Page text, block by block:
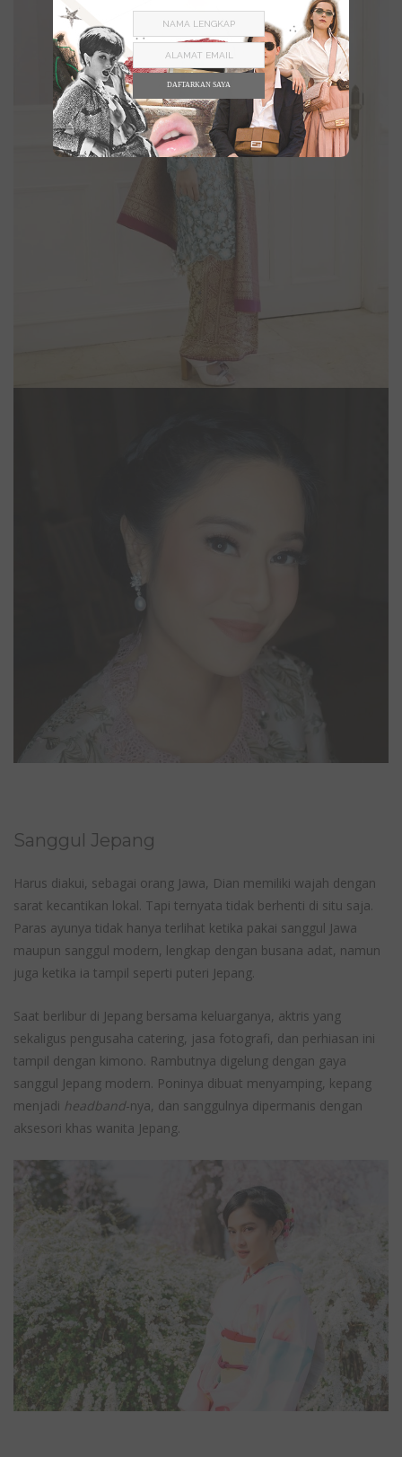
Sanggul Jepang
Harus diakui, sebagai orang Jawa, Dian memiliki wajah dengan
sarat kecantikan lokal. Tapi ternyata tidak berhenti di situ saja.
Paras ayunya tidak hanya terlihat ketika pakai sanggul Jawa
maupun sanggul modern, lengkap dengan busana adat, namun
juga ketika ia tampil seperti puteri Jepang.
Saat berlibur di Jepang bersama keluarganya, aktris yang
sekaligus pengusaha catering, jasa fotografi, dan perhiasan ini
tampil dengan kimono. Rambutnya digelung dengan gaya
sanggul Jepang modern. Poninya dibuat menyamping, kepang
menjadi headband-nya, dan sanggulnya dipermanis dengan
aksesori khas wanita Jepang.
DAFTARKAN SAYA